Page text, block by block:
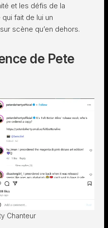
et les défis de la
fait de lui un
scène qu’en dehors.
de Pete
Chanteur